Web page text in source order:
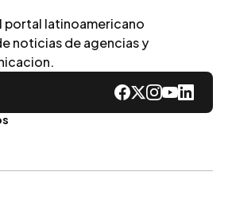
portal latinoamericano
noticias de agencias y